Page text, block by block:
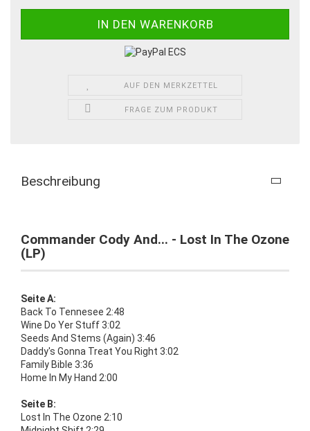
AUF DEN MERKZETTEL
FRAGE ZUM PRODUKT
Beschreibung
Commander Cody And... - Lost In The Ozone
(LP)
Seite A:
Back To Tennesee 2:48
Wine Do Yer Stuff 3:02
Seeds And Stems (Again) 3:46
Daddy's Gonna Treat You Right 3:02
Family Bible 3:36
Home In My Hand 2:00
Seite B:
Lost In The Ozone 2:10